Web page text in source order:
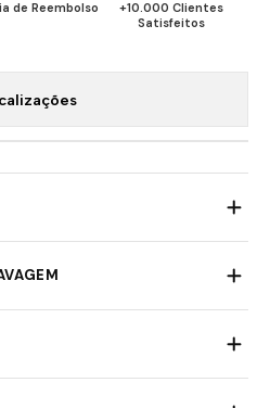
de Reembolso
+10.000 Clientes
Satisfeitos